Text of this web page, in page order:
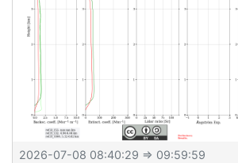
2026-07-08 08:40:29 ⇒ 09:59:59